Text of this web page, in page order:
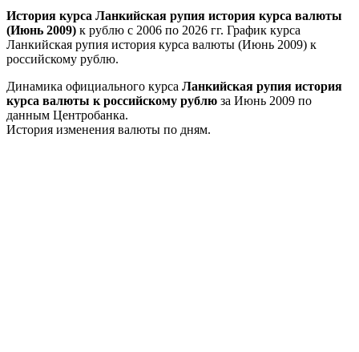
История курса Ланкийская рупия история курса валюты
(Июнь 2009) к рублю с 2006 по 2026 гг. График курса
Ланкийская рупия история курса валюты (Июнь 2009) к
российскому рублю.
Динамика официального курса Ланкийская рупия история
курса валюты к российскому рублю за Июнь 2009 по
данным Центробанка.
История изменения валюты по дням.